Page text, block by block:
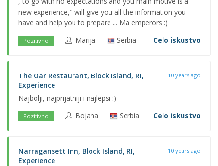
new experience," will give you all the information you
have and help you to prepare ... Ma emperors :)
Pozitivno Marija Serbia Celo iskustvo
The Oar Restaurant, Block Island, RI,
Experience
10 years ago
Najbolji, najprijatniji i najlepsi :)
Pozitivno Bojana Serbia Celo iskustvo
Narragansett Inn, Block Island, RI,
Experience
10 years ago